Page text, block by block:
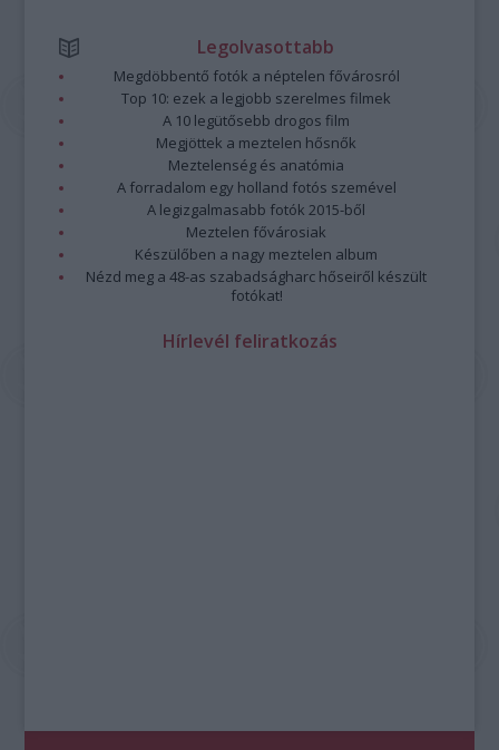
Legolvasottabb
Megdöbbentő fotók a néptelen fővárosról
Top 10: ezek a legjobb szerelmes filmek
A 10 legütősebb drogos film
Megjöttek a meztelen hősnők
Meztelenség és anatómia
A forradalom egy holland fotós szemével
A legizgalmasabb fotók 2015-ből
Meztelen fővárosiak
Készülőben a nagy meztelen album
Nézd meg a 48-as szabadságharc hőseiről készült
fotókat!
Hírlevél feliratkozás